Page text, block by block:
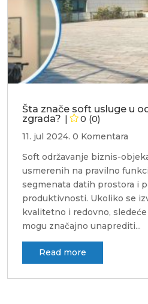
Šta znače soft usluge u
zgrada?
0 (0)
11. jul 2024. 0 Komentara
Soft održavanje biznis-
usmerenih na pravilno
segmenata datih prostora i
produktivnosti. Ukoliko se
kvalitetno i redovno,
mogu značajno unaprediti...
read more